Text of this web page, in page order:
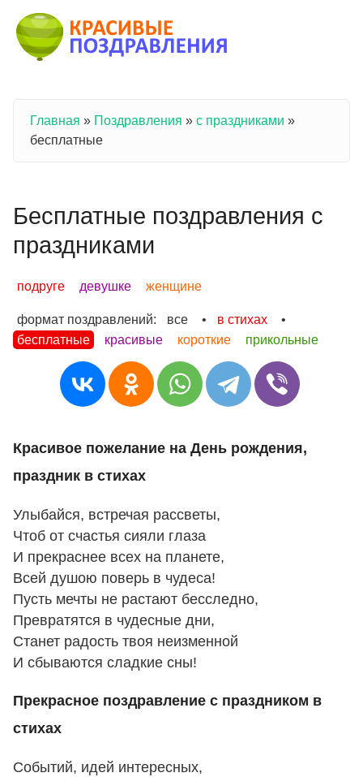
Вы здесь
Главная » Поздравления » с праздниками »
бесплатные
Бесплатные поздравления с
праздниками
подруге девушке женщине
формат поздравлений: все • в стихах
•
бесплатные
красивые короткие прикольные
Красивое пожелание на День рождения,
праздник в стихах
Улыбайся, встречая рассветы,
Чтоб от счастья сияли глаза
И прекраснее всех на планете,
Всей душою поверь в чудеса!
Пусть мечты не растают бесследно,
Превратятся в чудесные дни,
Станет радость твоя неизменной
И сбываются сладкие сны!
Прекрасное поздравление с праздником в
стихах
Событий, идей интересных,